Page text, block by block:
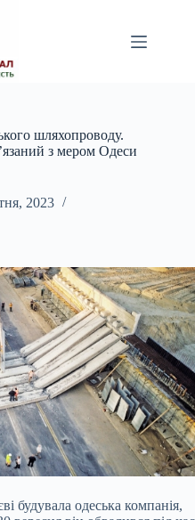
шляхопроводу.
з мером Одеси
2023
будувала одеська компанія,